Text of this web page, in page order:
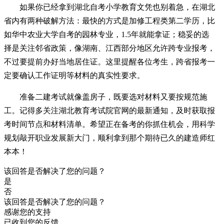
如果你已经拿到湖北自考小学教育文凭也别着急，在湖北
省内有两种破解方法：最快的方式是加修工程类第二学历，比
如华中农业大学自考的园林专业，1.5年就能拿证；稳妥的选
择是关注邻省政策，像湖南、江西部分地区允许跨专业报考，
不过要提前办好当地居住证。这里提醒各位考生，跨省报考一
定要确认工作证明等材料的真实性要求。
准备二建考试就像盖房子，既要选对材料又要按规范施
工。记得多关注湖北教育考试院官网的最新通知，及时获取报
考时间节点和材料清单。希望正在备考的你抓住机会，用科学
规划敲开职业发展新大门，顺利拿到那个期待已久的建造师红
本本！
该回答是否解决了您的问题？
是
否
该回答是否解决了您的问题？
感谢您的支持
已收到您的反馈